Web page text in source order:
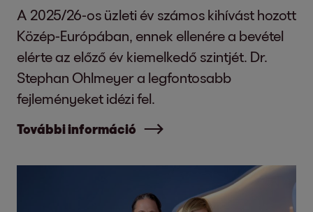
A 2025/26-os üzleti év számos kihívást hozott
Közép-Európában, ennek ellenére a bevétel
elérte az előző év kiemelkedő szintjét. Dr.
Stephan Ohlmeyer a legfontosabb
fejleményeket idézi fel.
További információ